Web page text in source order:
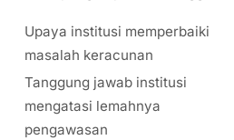
Upaya institusi memperbaiki
masalah keracunan
Tanggung jawab institusi
mengatasi lemahnya
pengawasan